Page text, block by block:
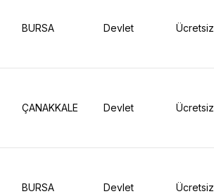
BURSA Devlet Ücretsiz
ÇANAKKALE Devlet Ücretsiz
BURSA Devlet Ücretsiz